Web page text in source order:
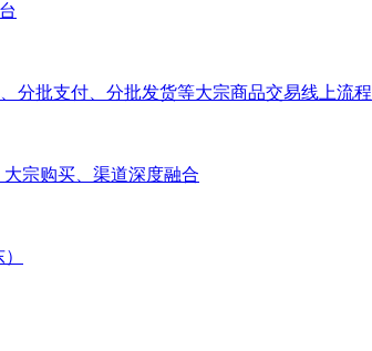
分批支付、分批发货等大宗商品交易线上流程
宗购买、渠道深度融合